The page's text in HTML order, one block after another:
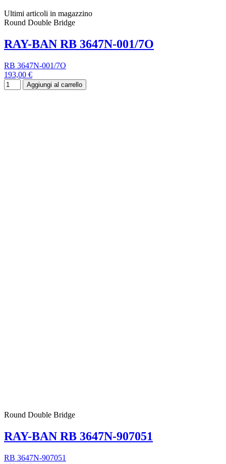
Ultimi articoli in magazzino
Round Double Bridge
RAY-BAN RB 3647N-001/7O
RB 3647N-001/7O
193,00 €
Aggiungi al carrello
Round Double Bridge
RAY-BAN RB 3647N-907051
RB 3647N-907051